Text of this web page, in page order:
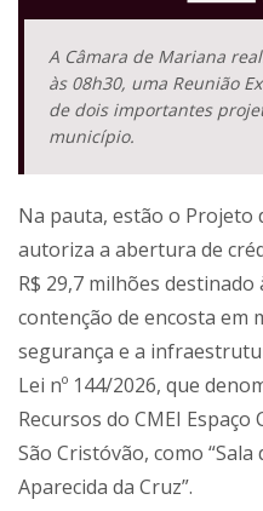
A Câmara de Mariana
às 08h30, uma Reunião
de dois importantes
município.
Na pauta, estão o Projeto
autoriza a abertura de
R$ 29,7 milhões destinado
contenção de encosta em
segurança e a
Lei nº 144/2026, que
Recursos do CMEI
São Cristóvão, como
Aparecida da Cruz”.